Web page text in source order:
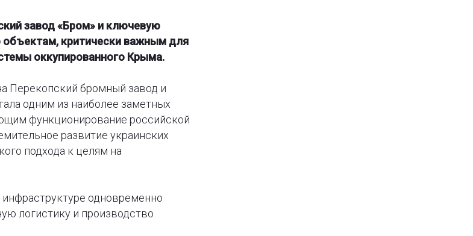
завод «Бром» и ключевую
объектам, критически важным для
оккупированного Крыма.
Перекопский бромный завод и
одним из наиболее заметных
функционирование российской
развитие украинских
подхода к целям на
одновременно
логистику и производство